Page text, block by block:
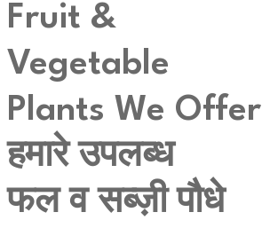
Fruit &
Vegetable
Plants We Offer
हमारे उपलब्ध
फल व सब्ज़ी पौधे